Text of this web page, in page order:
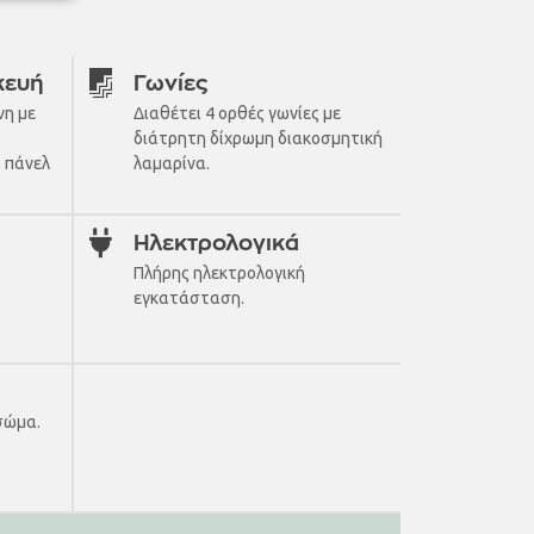
με
πάνελ
Γωνίες
Διαθέτει 4 ορθές γωνίες με
διάτρητη δίχρωμη διακοσμητική
λαμαρίνα.
Ηλεκτρολογικά
Πλήρης ηλεκτρολογική
εγκατάσταση.